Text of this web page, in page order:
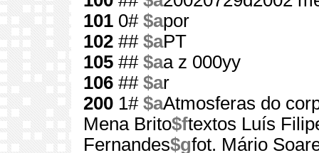
101 0# $apor
102 ## $aPT
105 ## $aa z 000yy
106 ## $ar
200 1# $aAtmosferas do
Mena Brito$ftextos Luís
Fernandes$gfot. Mário